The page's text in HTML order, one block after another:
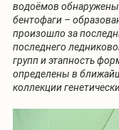
водоёмов
бентофаги –
произошло за
последнего
групп и этапность
определены в
коллекции